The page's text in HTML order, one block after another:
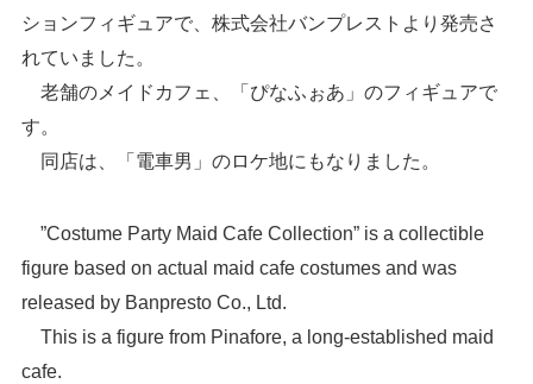
ションフィギュアで、株式会社バンプレストより発売さ
れていました。
老舗のメイドカフェ、「ぴなふぉあ」のフィギュアで
す。
同店は、「電車男」のロケ地にもなりました。
”Costume Party Maid Cafe Collection” is a collectible
figure based on actual maid cafe costumes and was
released by Banpresto Co., Ltd.
This is a figure from Pinafore, a long-established maid
cafe.